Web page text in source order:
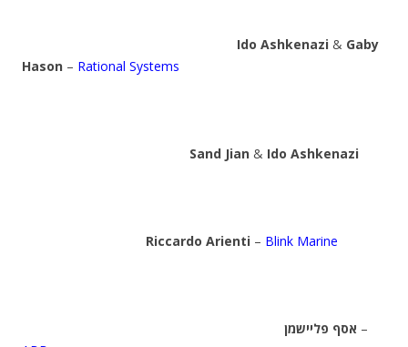
Ido Ashkenazi & Gaby
Hason – Rational Systems
Sand Jian & Ido Ashkenazi
Riccardo Arienti – Blink Marine
אסף פליישמן –